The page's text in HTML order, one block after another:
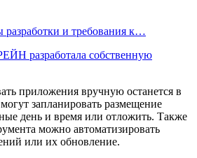
разработки и требования к…
разработала собственную
приложения вручную останется в
запланировать размещение
день и время или отложить. Также
можно автоматизировать
или их обновление.